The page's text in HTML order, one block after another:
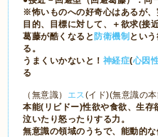
※怖いものへの好奇心はあるが、
目的、目標に対して、＋欲求(接
葛藤が酷くなると 防衛機制 とい
る。
うまくいかないと！ 神経症(心因
る
（無意識） エス (イド)(無意識の本
本能( リビドー)性欲や食欲、生存
泣いたり怒ったりする力。
無意識の領域のうちで、 能動的